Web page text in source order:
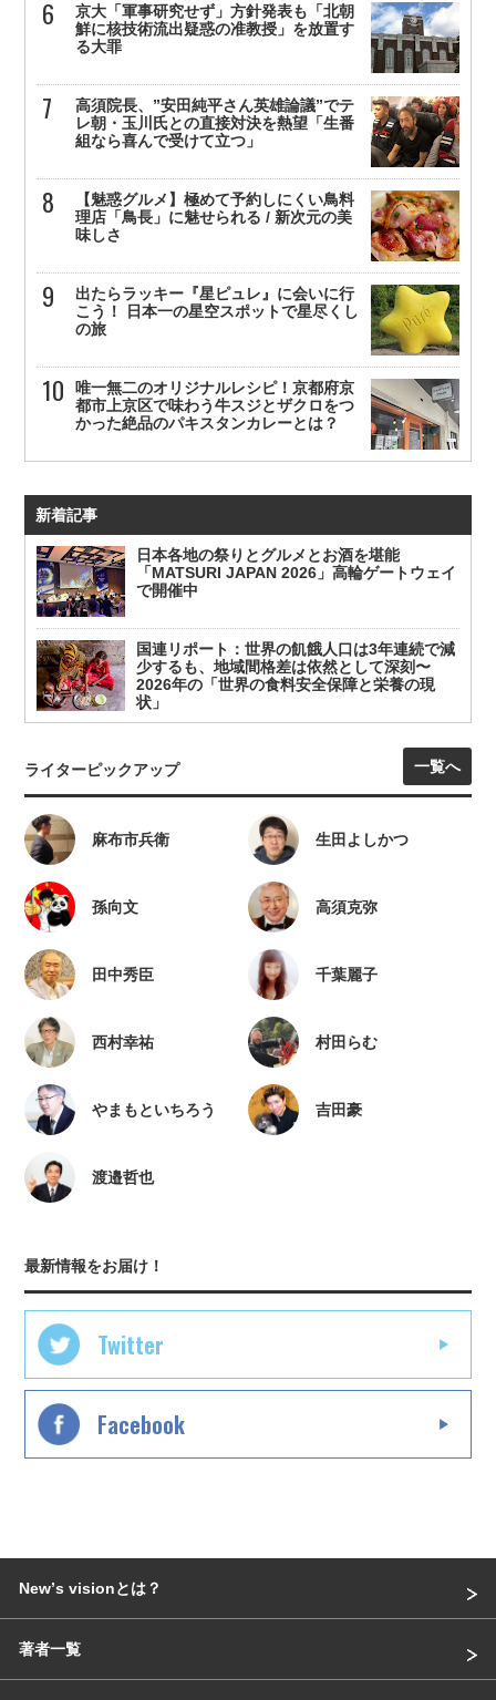
京大「軍事研究せず」方針発表も「北朝
鮮に核技術流出疑惑の准教授」を放置す
る大罪
高須院長、”安田純平さん英雄論議”でテ
レ朝・玉川氏との直接対決を熱望「生番
組なら喜んで受けて立つ」
【魅惑グルメ】極めて予約しにくい鳥料
理店「鳥長」に魅せられる / 新次元の美
味しさ
出たらラッキー『星ピュレ』に会いに行
こう！ 日本一の星空スポットで星尽くし
の旅
唯一無二のオリジナルレシピ！京都府京
都市上京区で味わう牛スジとザクロをつ
かった絶品のパキスタンカレーとは？
新着記事
日本各地の祭りとグルメとお酒を堪能
「MATSURI JAPAN 2026」高輪ゲートウェイ
で開催中
国連リポート：世界の飢餓人口は3年連続で減
少するも、地域間格差は依然として深刻〜
2026年の「世界の食料安全保障と栄養の現
状」
ライターピックアップ 一覧へ
麻布市兵衛 生田よしかつ
孫向文 高須克弥
田中秀臣 千葉麗子
西村幸祐 村田らむ
やまもといちろう 吉田豪
渡邉哲也
最新情報をお届け！
Twitter
Facebook
Newʼs visionとは？
著者一覧